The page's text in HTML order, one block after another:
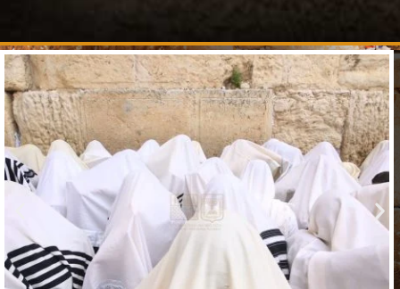
להרחבה
ולהעמקה.
הוספה
לסף
הוספה
לסף